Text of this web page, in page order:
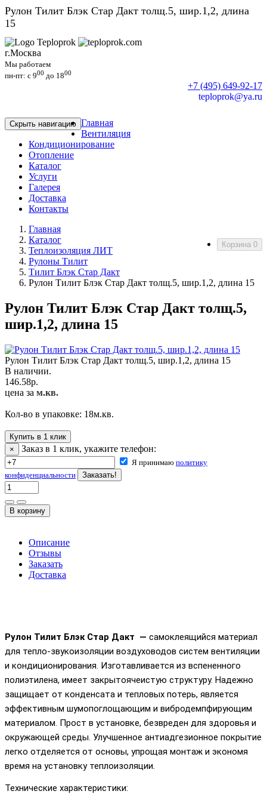
Рулон Тилит Блэк Стар Дакт толщ.5, шир.1,2, длина
15
г.Москва
Мы работаем
пн-пт: c 900 до 1800
+7 (495) 649-92-17
teploprok@ya.ru
Скрыть навигацию Главная
Вентиляция
Кондиционирование
Отопление
Каталог
Услуги
Галерея
Доставка
Контакты
Корзина 0
Главная
Каталог
Теплоизоляция ЛИТ
Рулоны Тилит
Тилит Блэк Стар Дакт
Рулон Тилит Блэк Стар Дакт толщ.5, шир.1,2, длина 15
Рулон Тилит Блэк Стар Дакт толщ.5,
шир.1,2, длина 15
Рулон Тилит Блэк Стар Дакт толщ.5, шир.1,2, длина 15
В наличии.
146.58р.
цена за м.кв.
Кол-во в упаковке: 18м.кв.
Купить в 1 клик
×
Заказ в 1 клик, укажите телефон:
Я принимаю политику
конфиденциальности
Описание
Отзывы
Заказать
Доставка
Рулон Тилит Блэк Стар Дакт — самоклеящийся материал
для тепло-звукоизоляции воздуховодов систем вентиляции
и кондиционирования. Изготавливается из вспененного
полиэтилена, имеет закрытоячеистую структуру. Надежно
защищает от конденсата и тепловых потерь, является
эффективным шумопоглощающим и вибродемпфирующим
материалом. Прост в установке, безвреден для здоровья и
окружающей среды. Улучшенное антиадгезионное покрытие
легко отделяется от основы, упрощая монтаж и экономя
время на установку теплоизоляции.
Технические характеристики: